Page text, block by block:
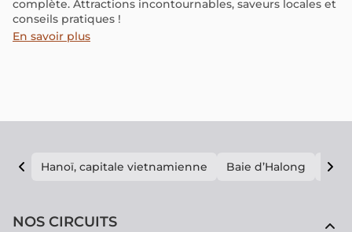
complète. Attractions incontournables, saveurs locales et
conseils pratiques !
En savoir plus
Hanoï, capitale vietnamienne Baie d’Halong E
NOS CIRCUITS